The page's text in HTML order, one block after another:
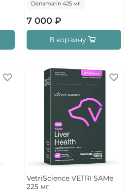
Denamarin 425 мг
7 000 ₽
В корзину
VetriScience VETRI SAMe
225 мг